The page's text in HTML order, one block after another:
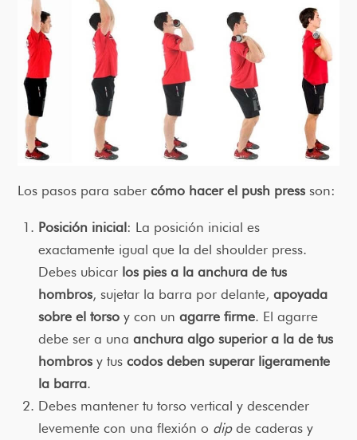
Los pasos para saber cómo hacer el push pressson:
Posición inicial: La posición inicial es
exactamente igual que la del shoulder press.
Debes ubicar los pies a la anchura de tus
hombros, sujetar la barra por delante, apoyada
sobre el torsoy con un agarre firme. El agarre
debe ser a una anchura algo superior a la de tus
hombrosy tus codos deben superar ligeramente
la barra.
Debes mantener tu torso vertical y descender
levemente con una flexión o dipde caderas y